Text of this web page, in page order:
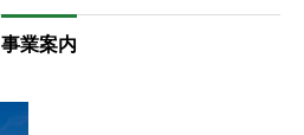
事業案内